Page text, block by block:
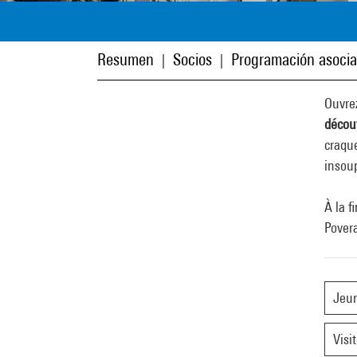
Resumen Socios Programación
À la